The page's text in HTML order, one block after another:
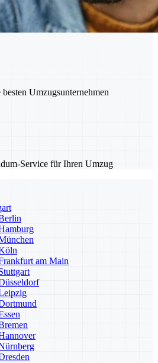
Umzugsunternehmen
Service für Ihren Umzug
am Main